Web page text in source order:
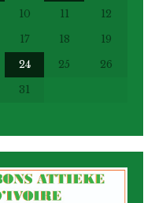
10 11
12
17 18
19
24 25
26
31